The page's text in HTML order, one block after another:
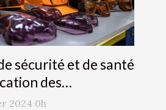
sécurité et de santé
des
mode
2024 0h